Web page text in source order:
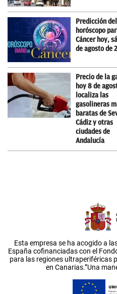
Predicción del
horóscopo
Cáncer hoy,
de agosto de
Precio de la
hoy 8 de
localiza las
gasolineras
baratas de
Cádiz y otras
ciudades de
Andalucía
Esta empresa se ha acogido a
España cofinanciadas con el
para las regiones ultraperiféricas
en Canarias.”Una